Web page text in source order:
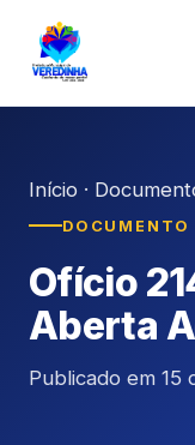
Início ·
Ofício
Aberta
Publicado em 15